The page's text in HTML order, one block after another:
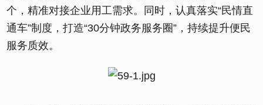
个，精准对接企业用工需求。同时，认真落实“民情直
通车”制度，打造“30分钟政务服务圈”，持续提升便民
服务质效。